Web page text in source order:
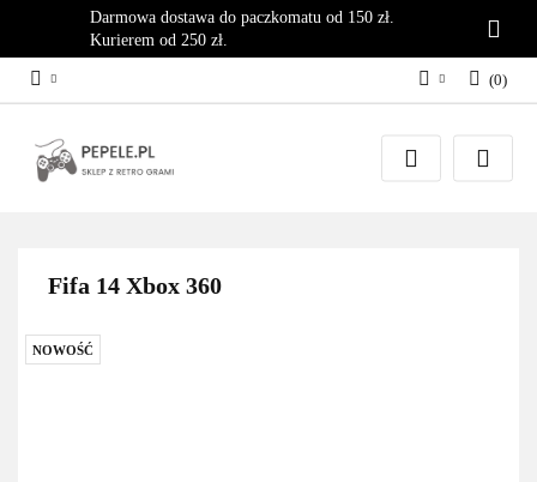
Darmowa dostawa do paczkomatu od 150 zł.
Kurierem od 250 zł.
Zaloguj się
Załóż konto
(0)
Fifa 14 Xbox 360
NOWOŚĆ